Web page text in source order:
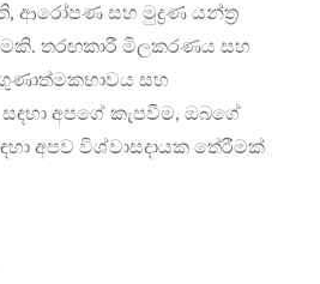
ආරෝපණ සහ මුද්‍රණ යන්ත්‍ර
තරඟකාරී මිලකරණය සහ
සහ
අපගේ කැපවීම, ඔබගේ
අපව විශ්වාසදායක තේරීමක්